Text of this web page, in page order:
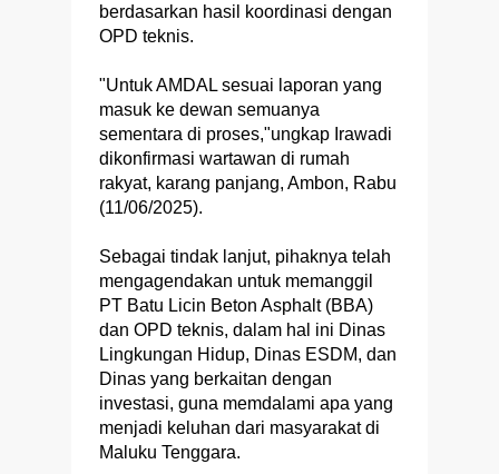
berdasarkan hasil koordinasi dengan
OPD teknis.
"Untuk AMDAL sesuai laporan yang
masuk ke dewan semuanya
sementara di proses,"ungkap Irawadi
dikonfirmasi wartawan di rumah
rakyat, karang panjang, Ambon, Rabu
(11/06/2025).
Sebagai tindak lanjut, pihaknya telah
mengagendakan untuk memanggil
PT Batu Licin Beton Asphalt (BBA)
dan OPD teknis, dalam hal ini Dinas
Lingkungan Hidup, Dinas ESDM, dan
Dinas yang berkaitan dengan
investasi, guna memdalami apa yang
menjadi keluhan dari masyarakat di
Maluku Tenggara.